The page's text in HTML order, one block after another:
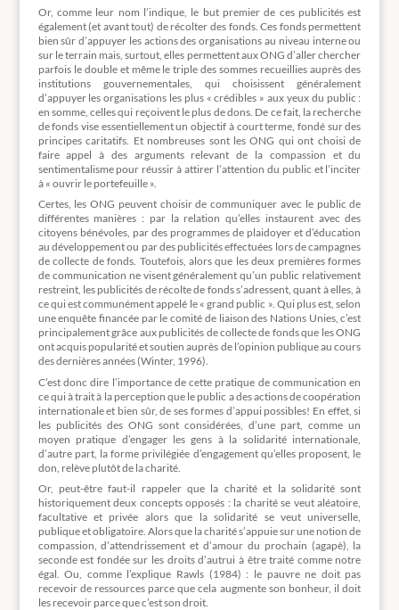
Or, comme leur nom l’indique, le but premier de ces publicités est
également (et avant tout) de récolter des fonds. Ces fonds permettent
bien sûr d’appuyer les actions des organisations au niveau interne ou
sur le terrain mais, surtout, elles permettent aux ONG d’aller chercher
parfois le double et même le triple des sommes recueillies auprès des
institutions gouvernementales, qui choisissent généralement
d’appuyer les organisations les plus « crédibles » aux yeux du public :
en somme, celles qui reçoivent le plus de dons. De ce fait, la recherche
de fonds vise essentiellement un objectif à court terme, fondé sur des
principes caritatifs. Et nombreuses sont les ONG qui ont choisi de
faire appel à des arguments relevant de la compassion et du
sentimentalisme pour réussir à attirer l’attention du public et l’inciter
à « ouvrir le portefeuille ».
Certes, les ONG peuvent choisir de communiquer avec le public de
différentes manières : par la relation qu’elles instaurent avec des
citoyens bénévoles, par des programmes de plaidoyer et d’éducation
au développement ou par des publicités effectuées lors de campagnes
de collecte de fonds. Toutefois, alors que les deux premières formes
de communication ne visent généralement qu’un public relativement
restreint, les publicités de récolte de fonds s’adressent, quant à elles, à
ce qui est communément appelé le « grand public ». Qui plus est, selon
une enquête financée par le comité de liaison des Nations Unies, c’est
principalement grâce aux publicités de collecte de fonds que les ONG
ont acquis popularité et soutien auprès de l’opinion publique au cours
des dernières années (Winter, 1996).
C’est donc dire l’importance de cette pratique de communication en
ce qui à trait à la perception que le public a des actions de coopération
internationale et bien sûr, de ses formes d’appui possibles! En effet, si
les publicités des ONG sont considérées, d’une part, comme un
moyen pratique d’engager les gens à la solidarité internationale,
d’autre part, la forme privilégiée d’engagement qu’elles proposent, le
don, relève plutôt de la charité.
Or, peut-être faut-il rappeler que la charité et la solidarité sont
historiquement deux concepts opposés : la charité se veut aléatoire,
facultative et privée alors que la solidarité se veut universelle,
publique et obligatoire. Alors que la charité s’appuie sur une notion de
compassion, d’attendrissement et d’amour du prochain (agapè), la
seconde est fondée sur les droits d’autrui à être traité comme notre
égal. Ou, comme l’explique Rawls (1984) : le pauvre ne doit pas
recevoir de ressources parce que cela augmente son bonheur, il doit
les recevoir parce que c’est son droit.